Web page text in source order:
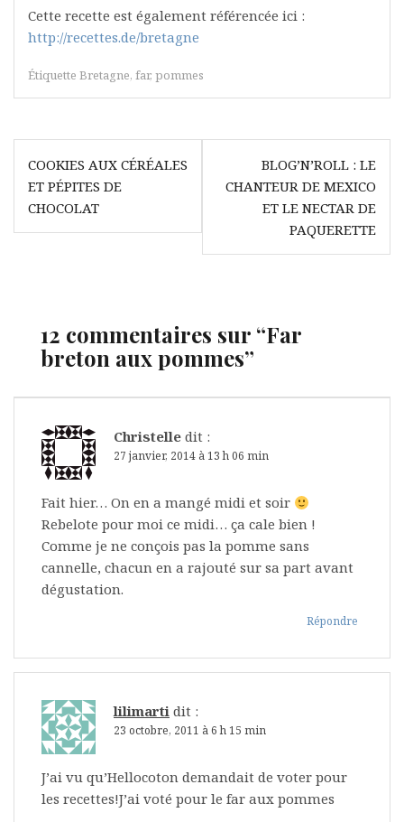
Cette recette est également référencée ici :
http://recettes.de/bretagne
Étiquette Bretagne, far, pommes
Navigation
de
l’article
COOKIES AUX CÉRÉALES
ET PÉPITES DE
CHOCOLAT
BLOG’N’ROLL : LE
CHANTEUR DE MEXICO
ET LE NECTAR DE
PAQUERETTE
12 commentaires sur “Far
breton aux pommes”
Christelle dit :
27 janvier, 2014 à 13 h 06 min
Fait hier… On en a mangé midi et soir
Rebelote pour moi ce midi… ça cale bien !
Comme je ne conçois pas la pomme sans
cannelle, chacun en a rajouté sur sa part avant
dégustation.
Répondre
lilimarti dit :
23 octobre, 2011 à 6 h 15 min
J’ai vu qu’Hellocoton demandait de voter pour
les recettes!J’ai voté pour le far aux pommes